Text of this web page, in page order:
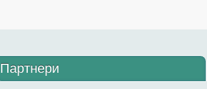
Партнери